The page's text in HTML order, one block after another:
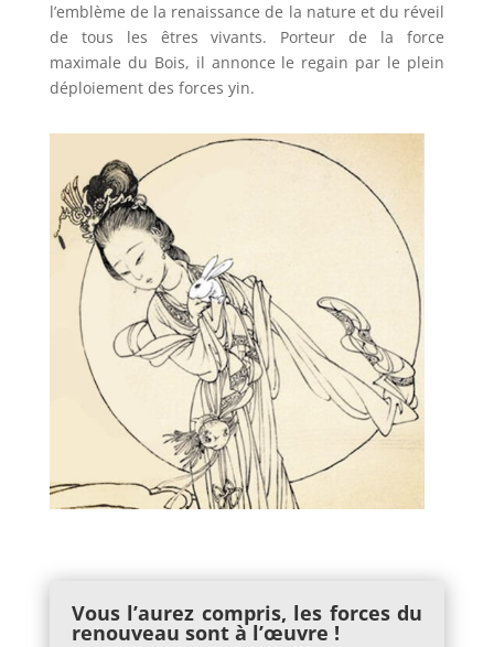
l’emblème de la renaissance de la nature et du réveil
de tous les êtres vivants. Porteur de la force
maximale du Bois, il annonce le regain par le plein
déploiement des forces yin.
Vous l’aurez compris, les forces du
renouveau sont à l’œuvre !